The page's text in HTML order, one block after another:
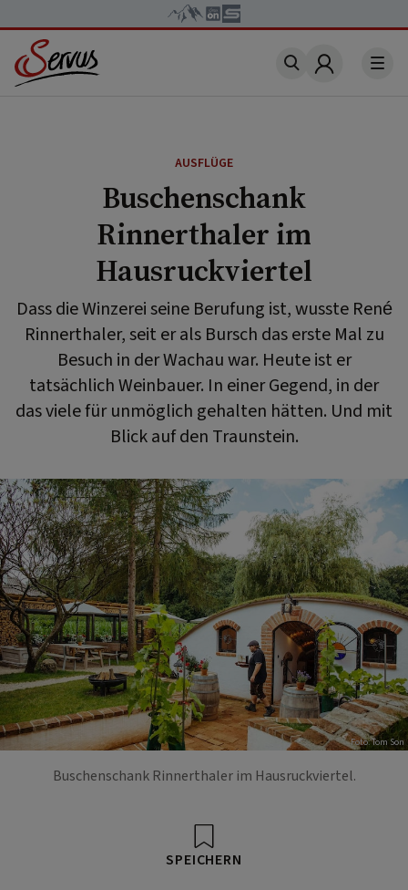
Account
AUSFLÜGE
Buschenschank
Rinnerthaler im
Hausruckviertel
Dass die Winzerei seine Berufung ist, wusste René
Rinnerthaler, seit er als Bursch das erste Mal zu
Besuch in der Wachau war. Heute ist er
tatsächlich Weinbauer. In einer Gegend, in der
das viele für unmöglich gehalten hätten. Und mit
Blick auf den Traunstein.
Foto: Tom Son
Buschenschank Rinnerthaler im Hausruckviertel.
SPEICHERN